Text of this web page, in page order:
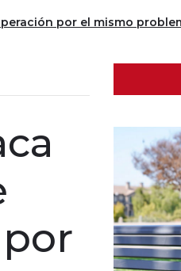
por el mismo